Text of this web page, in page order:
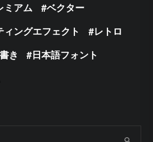
ミアム
ベクター
ィングエフェクト
レトロ
き
日本語フォント